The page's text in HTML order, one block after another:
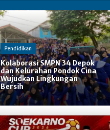
Pendidikan
Kolaborasi SMPN 34 Depok
dan Kelurahan Pondok Cina
Wujudkan Lingkungan
Bersih